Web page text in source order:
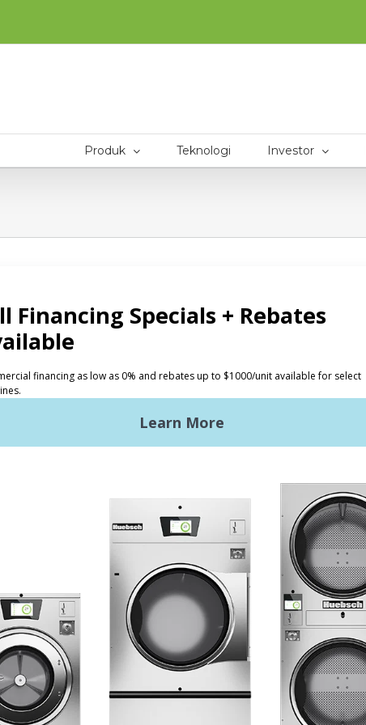
Produk Teknologi Investor
Koin
Literature
laundry
Keuntungan Huebsch
Bersiap Memulai
Layanan Klasik